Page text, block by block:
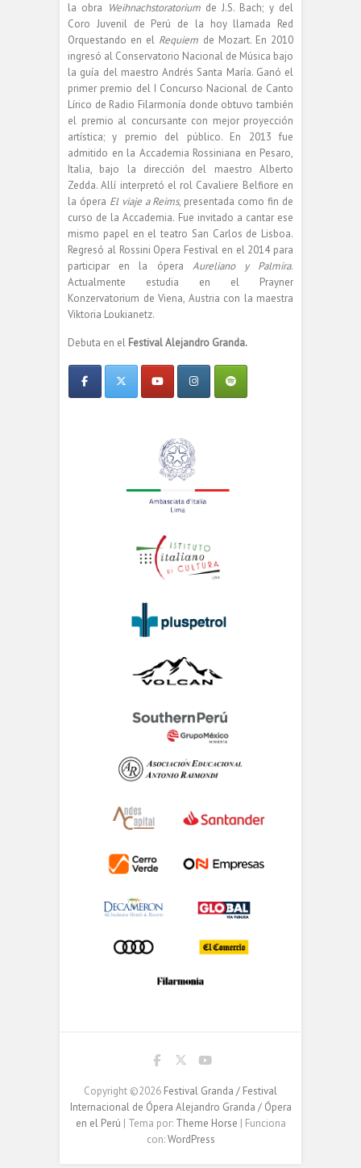
la obra Weihnachstoratoriumde J.S. Bach; y del
Coro Juvenil de Perú de la hoy llamada Red
Orquestando en el Requiem de Mozart. En 2010
ingresó al Conservatorio Nacional de Música bajo
la guía del maestro Andrés Santa María. Ganó el
primer premio del I Concurso Nacional de Canto
Lírico de Radio Filarmonía donde obtuvo también
el premio al concursante con mejor proyección
artística; y premio del público. En 2013 fue
admitido en la Accademia Rossiniana en Pesaro,
Italia, bajo la dirección del maestro Alberto
Zedda. Allí interpretó el rol Cavaliere Belfiore en
la ópera El viaje a Reims, presentada como fin de
curso de la Accademia. Fue invitado a cantar ese
mismo papel en el teatro San Carlos de Lisboa.
Regresó al Rossini Opera Festival en el 2014 para
participar en la ópera Aureliano y Palmira.
Actualmente estudia en el Prayner
Konzervatorium de Viena, Austria con la maestra
Viktoria Loukianetz.
Debuta en el Festival Alejandro Granda.
Copyright ©2026 Festival Granda / Festival
Internacional de Ópera Alejandro Granda / Ópera
en el Perú | Tema por: Theme Horse | Funciona
con:WordPress